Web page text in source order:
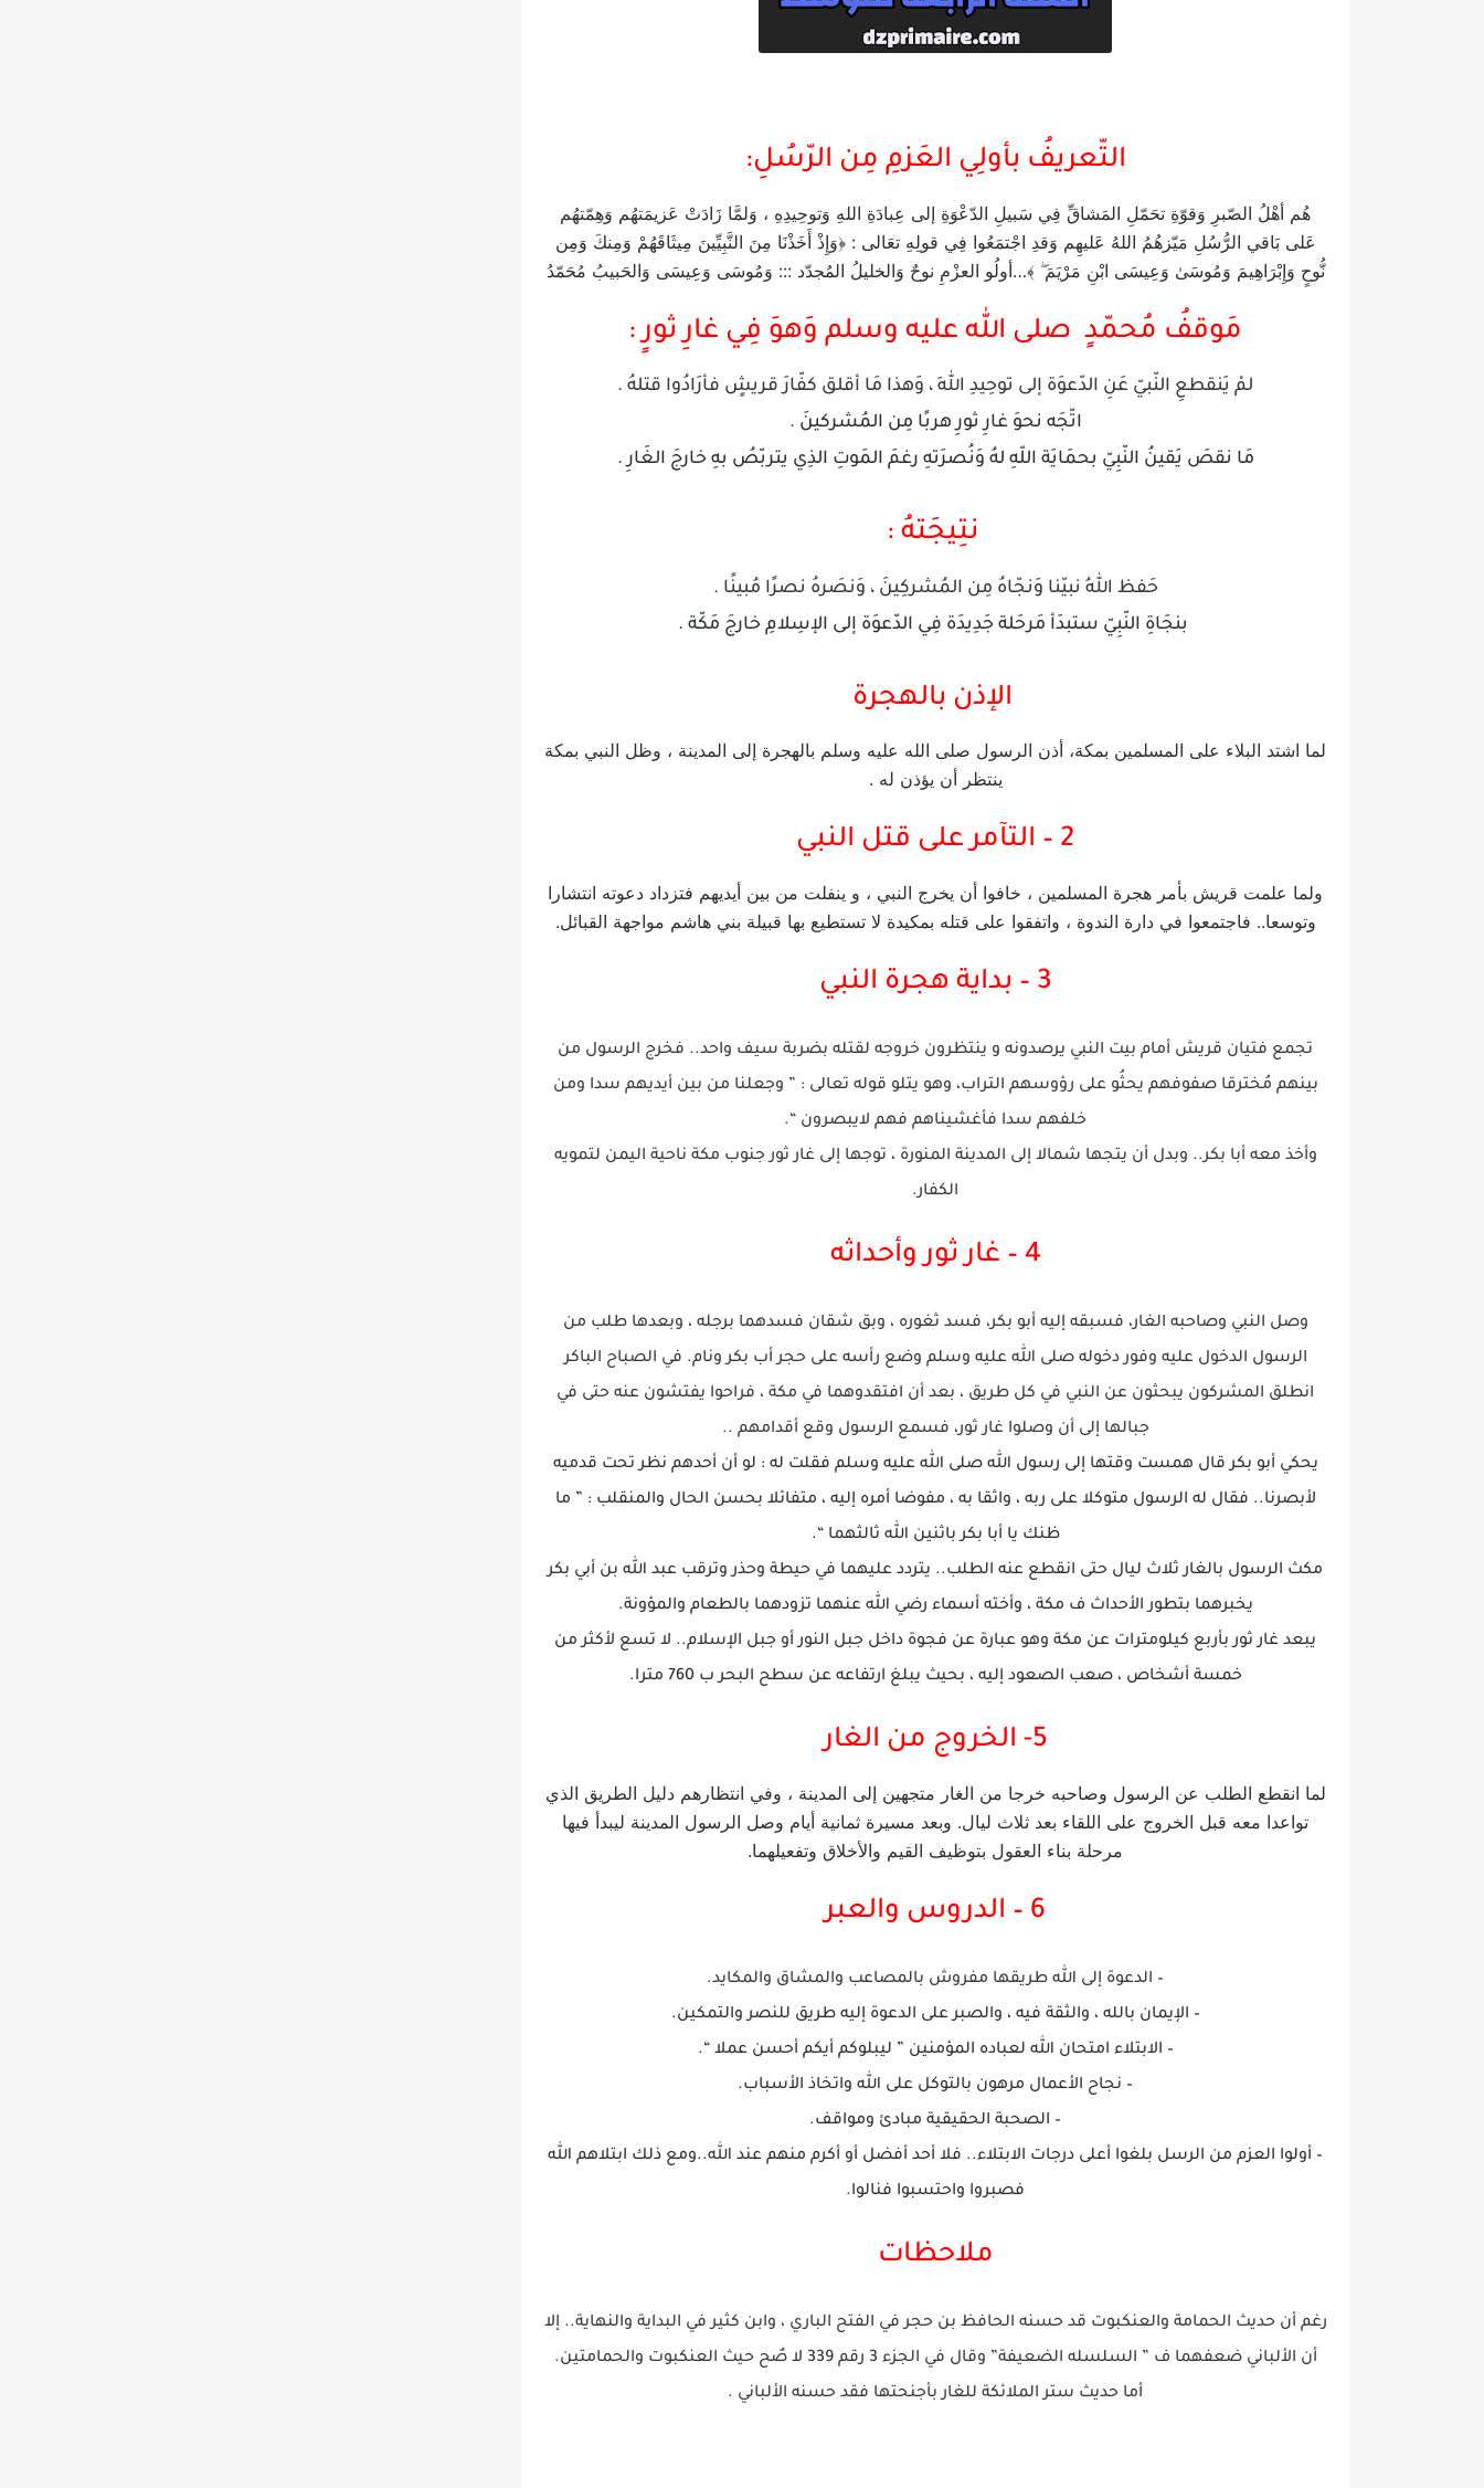
التّعريفُ بأولِي العَزمِ مِن الرّسُلِ:
هُم أهْلُ الصّبرِ وَقوّةِ تحَمّلِ المَشاقِّ فِي سَبيلِ الدّعْوَةِ إلى عِبادَةِ اللهِ وَتوحِيدِهِ ، وَلمَّا زَادَتْ عَزيمَتهُم وَهِمّتهُم
عَلى بَاقي الرُّسُلِ مَيّزهُمُ اللهُ عَليهِم وَقدِ اجْتمَعُوا فِي قولِهِ تعَالى : ﴿وَإِذْ أَخَذْنَا مِنَ النَّبِيِّينَ مِيثَاقَهُمْ وَمِنكَ وَمِن
نُّوحٍ وَإِبْرَاهِيمَ وَمُوسَىٰ وَعِيسَى ابْنِ مَرْيَمَ ۖ ﴾…أولُو العزْمِ نوحٌ وَالخليلُ المُجدّد ::: وَمُوسَى وَعِيسَى وَالحَبيبُ مُحَمّدُ
مَوقفُ مُحمّدٍ صلى الله عليه وسلم وَهوَ فِي غارِ ثورٍ :
لمْ يَنقطعِ النّبيّ عَنِ الدّعوَة إلى توحِيدِ اللهِ ، وَهذا مَا أقلق كفّارَ قريشٍ فأرَادُوا قتلهُ .
اتّجَه نحوَ غارِ ثورِ هربًا مِن المُشركينَ .
مَا نقصَ يَقينُ النّبِيّ بحمَايَة اللّهِ لهُ وَنُصرَتهِ رغمَ المَوتِ الذِي يتربّصُ بهِ خارجَ الغَارِ .
نتِيجَتهُ :
حَفظ اللهُ نبيّنا وَنجّاهُ مِن المُشركِينَ ، وَنصَرهُ نصرًا مُبينًا .
بنجَاةِ النّبِيّ ستبدَأ مَرحَلة جَدِيدَة فِي الدّعوَة إلى الإسِلامِ خارجَ مَكّة .
الإذن بالهجرة
لما اشتد البلاء على المسلمين بمكة، أذن الرسول صلى الله عليه وسلم بالهجرة إلى المدينة ، وظل النبي بمكة
ينتظر أن يؤذن له .
2 – التآمر على قتل النبي
ولما علمت قريش بأمر هجرة المسلمين ، خافوا أن يخرج النبي ، و ينفلت من بين أيديهم فتزداد دعوته انتشارا
وتوسعا.. فاجتمعوا في دارة الندوة ، واتفقوا على قتله بمكيدة لا تستطيع بها قبيلة بني هاشم مواجهة القبائل.
3 – بداية هجرة النبي
تجمع فتيان قريش أمام بيت النبي يرصدونه و ينتظرون خروجه لقتله بضربة سيف واحد.. فخرج الرسول من
بينهم مُخترقا صفوفهم يحثُو على رؤوسهم التراب، وهو يتلو قوله تعالى : ” وجعلنا من بين أيديهم سدا ومن
خلفهم سدا فأغشيناهم فهم لايبصرون “.
وأخذ معه أبا بكر.. وبدل أن يتجها شمالا إلى المدينة المنورة ، توجها إلى غار ثور جنوب مكة ناحية اليمن لتمويه
الكفار.
4 – غار ثور وأحداثه
وصل النبي وصاحبه الغار، فسبقه إليه أبو بكر، فسد ثغوره ، وبق شقان فسدهما برجله ، وبعدها طلب من
الرسول الدخول عليه وفور دخوله صلى الله عليه وسلم وضع رأسه على حجر أب بكر ونام. في الصباح الباكر
انطلق المشركون يبحثون عن النبي في كل طريق ، بعد أن افتقدوهما في مكة ، فراحوا يفتشون عنه حتى في
جبالها إلى أن وصلوا غار ثور، فسمع الرسول وقع أقدامهم ..
يحكي أبو بكر قال همست وقتها إلى رسول الله صلى الله عليه وسلم فقلت له : لو أن أحدهم نظر تحت قدميه
لأبصرنا.. فقال له الرسول متوكلا على ربه ، واثقا به ، مفوضا أمره إليه ، متفائلا بحسن الحال والمنقلب : ” ما
ظنك يا أبا بكر باثنين الله ثالثهما “.
مكث الرسول بالغار ثلاث ليال حتى انقطع عنه الطلب.. يتردد عليهما في حيطة وحذر وترقب عبد الله بن أبي بكر
يخبرهما بتطور الأحداث ف مكة ، وأخته أسماء رضي الله عنهما تزودهما بالطعام والمؤونة.
يبعد غار ثور بأربع كيلومترات عن مكة وهو عبارة عن فجوة داخل جبل النور أو جبل الإسلام.. لا تسع لأكثر من
خمسة أشخاص ، صعب الصعود إليه ، بحيث يبلغ ارتفاعه عن سطح البحر ب 760 مترا.
5- الخروج من الغار
لما انقطع الطلب عن الرسول وصاحبه خرجا من الغار متجهين إلى المدينة ، وفي انتظارهم دليل الطريق الذي
تواعدا معه قبل الخروج على اللقاء بعد ثلاث ليال. وبعد مسيرة ثمانية أيام وصل الرسول المدينة ليبدأ فيها
مرحلة بناء العقول بتوظيف القيم والأخلاق وتفعيلهما.
6 – الدروس والعبر
– الدعوة إلى الله طريقها مفروش بالمصاعب والمشاق والمكايد.
– الإيمان بالله ، والثقة فيه ، والصبر على الدعوة إليه طريق للنصر والتمكين.
– الابتلاء امتحان الله لعباده المؤمنين ” ليبلوكم أيكم أحسن عملا “.
– نجاح الأعمال مرهون بالتوكل على الله واتخاذ الأسباب.
– الصحبة الحقيقية مبادئ ومواقف.
– أولوا العزم من الرسل بلغوا أعلى درجات الابتلاء.. فلا أحد أفضل أو أكرم منهم عند الله..ومع ذلك ابتلاهم الله
فصبروا واحتسبوا فنالوا.
ملاحظات
رغم أن حديث الحمامة والعنكبوت قد حسنه الحافظ بن حجر في الفتح الباري ، وابن كثير في البداية والنهاية.. إلا
أن الألباني ضعفهما ف ” السلسله الضعيفة” وقال في الجزء 3 رقم 339 لا صٌح حيث العنكبوت والحمامتين.
أما حديث ستر الملائكة للغار بأجنحتها فقد حسنه الألباني .